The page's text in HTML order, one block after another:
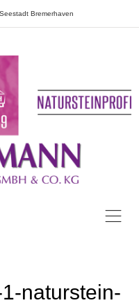
Bremerhaven
naturstein-